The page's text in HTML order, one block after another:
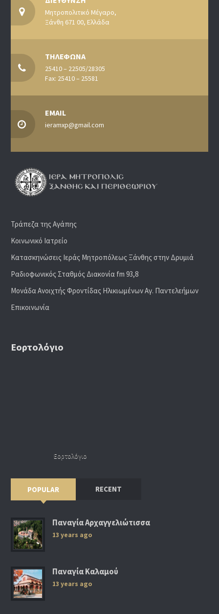
Μητροπολιτικό Μέγαρο,
Ξάνθη 671 00, Ελλάδα
ΤΗΛΕΦΩΝΑ
25410 – 22505/28305
Fax: 25410 – 25581
EMAIL
ieramxp@gmail.com
Τράπεζα της Αγάπης
Κοινωνικό Ιατρείο
Κατασκηνώσεις Ιεράς Μητροπόλεως Ξάνθης στην Δρυμιά
Ραδιoφωνικός Σταθμός Διακονία fm 93,8
Μονάδα Ανοιχτής Φροντίδας Ηλικιωμένων Αγ. Παντελεήμων
Επικοινωνία
Εορτολόγιο
Εορτολόγιο
POPULAR RECENT
Παναγία Αρχαγγελιώτισσα
13 years ago
Παναγία Καλαμού
13 years ago